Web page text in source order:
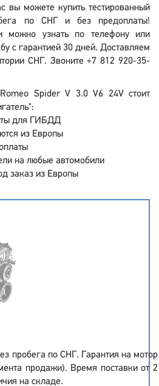
вы можете купить тестированный
по СНГ и без предоплаты!
можно узнать по телефону или
с гарантией 30 дней. Доставляем
СНГ. Звоните +7 812 920-35-
Spider V 3.0 V6 24V стоит
для ГИБДД
из Европы
на любые автомобили
заказ из Европы
пробега по СНГ. Гарантия на мотор
продажи). Время поставки от 2
на складе.